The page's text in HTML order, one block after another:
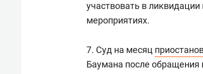
участвовать в
мероприятиях.
7. Суд на месяц
Баумана после